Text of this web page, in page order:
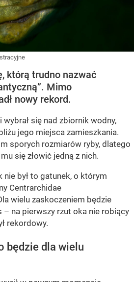
którą trudno nazwać
Mimo
nowy rekord.
wybrał się nad zbiornik wodny,
jego miejsca zamieszkania.
sporych rozmiarów ryby, dlatego
się złowić jedną z nich.
nie był to gatunek, o którym
Centrarchidae
wielu zaskoczeniem będzie
– na pierwszy rzut oka nie robiący
rekordowy.
będzie dla wielu